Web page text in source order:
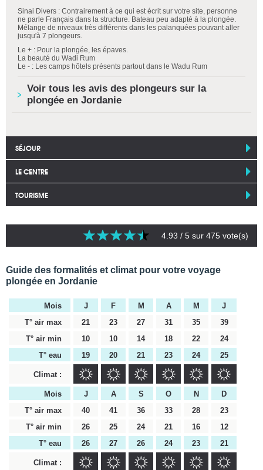
Sinai Divers : Contrairement à ce qui est écrit sur votre site, personne
ne parle Français dans la structure. Bateau peu adapté à la plongée.
Mélange de niveaux très différents dans les palanquées pouvant aller
jusqu'à 7 plongeurs.
Le + : Pour la plongée, les épaves.
La beauté du Wadi Rum
Le - : Les camps hôtels présents partout dans le Wadu Rum
Voir tous les avis des plongeurs sur la
plongée en Jordanie
SÉJOUR
LE CENTRE
TOURISME
4.93 / 5 sur 475 vote(s)
Guide des formalités et climat pour votre voyage
plongée en Jordanie
Mois J F M A M
J
T° air max
21 23 27 31 35
39
T° air min
10 10 14 18 22
24
T° eau
19 20 21 23 24 25
Climat :
Mois J A S O N
D
T° air max
40 41 36 33 28
23
T° air min
26 25 24 21 16
12
T° eau
26 27 26 24 23 21
Climat :